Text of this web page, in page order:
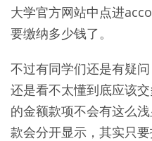
大学官方网站中点进
要缴纳多少钱了。
不过有同学们还是有疑
还是看不太懂到底应该
的金额款项不会有这么
款会分开显示，其实只